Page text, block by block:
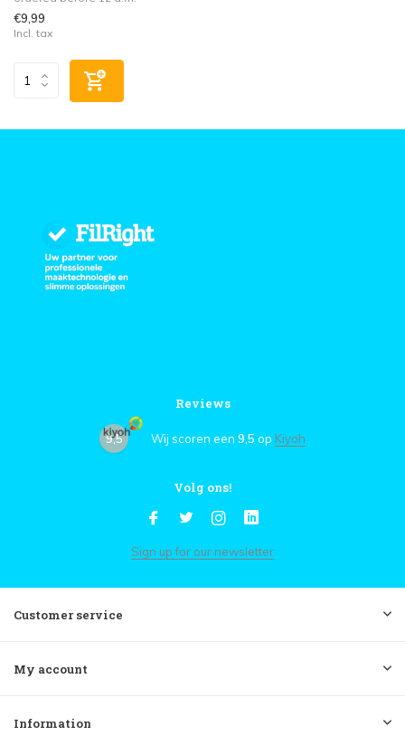
€9,99
Incl. tax
Reviews
9,5 Wij scoren een 9,5 op Kiyoh
Volg ons!
Sign up for our newsletter
Customer service
My account
Information